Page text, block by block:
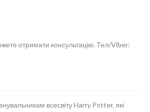
отримати консультацію. Тел/Viber:
всесвіту Harry Potter, які